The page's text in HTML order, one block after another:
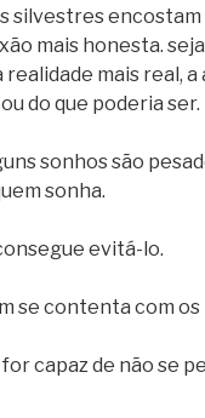
silvestres encostam
mais honesta.
mais real,
do que poderia ser.
sonhos são
sonha.
evitá-lo.
se contenta com
capaz de não se